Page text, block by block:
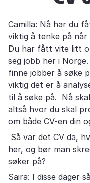
Camilla: Nå har du
viktig å tenke på når
Du har fått vite litt
seg jobb her i
finne jobber å søke
viktig det er å
til å søke på. Nå
altså hvor du skal
om både CV-en din
Så var det CV da,
her, og bør man
søker på?
Saira: I disse dager